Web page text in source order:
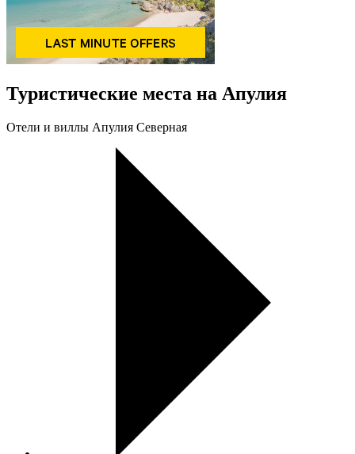
Туристические места на Апулия
Oтели и виллы Апулия Северная